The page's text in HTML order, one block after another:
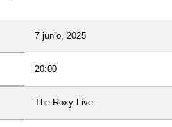
7 junio, 2025
20:00
The Roxy Live